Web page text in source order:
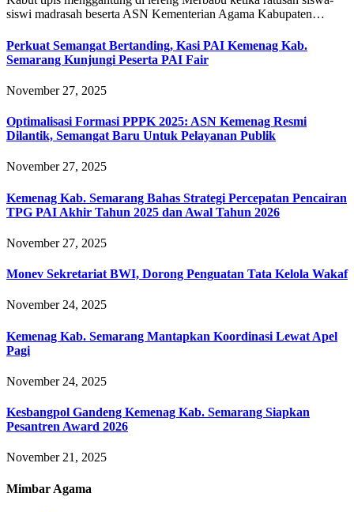
siswi madrasah beserta ASN Kementerian Agama Kabupaten…
Perkuat Semangat Bertanding, Kasi PAI Kemenag Kab.
Semarang Kunjungi Peserta PAI Fair
November 27, 2025
Optimalisasi Formasi PPPK 2025: ASN Kemenag Resmi
Dilantik, Semangat Baru Untuk Pelayanan Publik
November 27, 2025
Kemenag Kab. Semarang Bahas Strategi Percepatan Pencairan
TPG PAI Akhir Tahun 2025 dan Awal Tahun 2026
November 27, 2025
Monev Sekretariat BWI, Dorong Penguatan Tata Kelola Wakaf
November 24, 2025
Kemenag Kab. Semarang Mantapkan Koordinasi Lewat Apel
Pagi
November 24, 2025
Kesbangpol Gandeng Kemenag Kab. Semarang Siapkan
Pesantren Award 2026
November 21, 2025
Mimbar Agama